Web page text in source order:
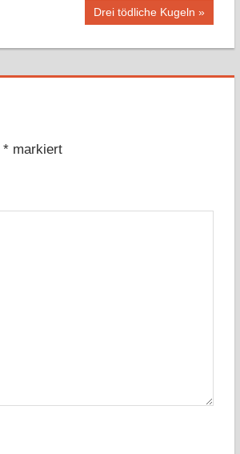
Nächster
Drei tödliche Kugeln
*markiert